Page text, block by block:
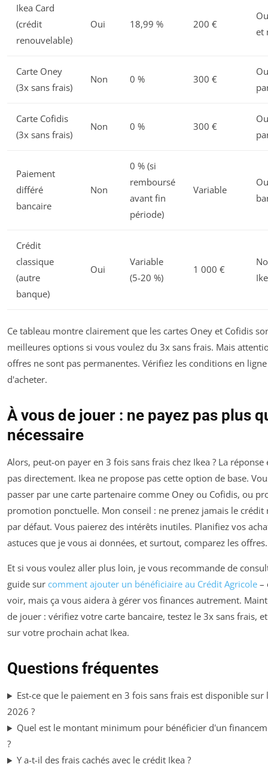
Ikea Card
(crédit
renouvelable)
Oui 18,99 % 200 €
et
Carte Oney
(3x sans frais)
Non 0 % 300 €
Carte Cofidis
(3x sans frais)
Non 0 % 300 €
Paiement
différé
bancaire
Non
0 % (si
remboursé
avant fin
période)
Variable
Crédit
classique
(autre
banque)
Oui
Variable
(5-20 %)
1 000 €
Ce tableau montre clairement que les cartes Oney et Cofidis
meilleures options si vous voulez du 3x sans frais. Mais
offres ne sont pas permanentes. Vérifiez les conditions en
d'acheter.
À vous de jouer : ne payez pas plus
nécessaire
Alors, peut-on payer en 3 fois sans frais chez Ikea ? La réponse
pas directement. Ikea ne propose pas cette option de base.
passer par une carte partenaire comme Oney ou Cofidis, ou
promotion ponctuelle. Mon conseil : ne prenez jamais le crédit
par défaut. Vous paierez des intérêts inutiles. Planifiez vos
astuces que je vous ai données, et surtout, comparez les offres.
Et si vous voulez aller plus loin, je vous recommande de
guide sur comment ajouter un bénéficiaire au Crédit Agricole –
voir, mais ça vous aidera à gérer vos finances autrement.
de jouer : vérifiez votre carte bancaire, testez le 3x sans frais,
sur votre prochain achat Ikea.
Questions fréquentes
Est-ce que le paiement en 3 fois sans frais est disponible sur
2026 ?
Quel est le montant minimum pour bénéficier d'un
?
Y a-t-il des frais cachés avec le crédit Ikea ?